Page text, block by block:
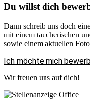
Du willst dich
Dann schreib uns doch
mit einem taucherischen
sowie einem aktuellen
Ich möchte mich
Wir freuen uns auf dich!